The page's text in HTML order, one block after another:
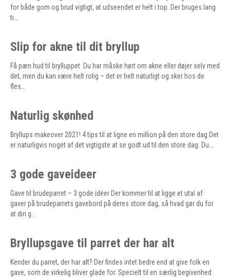
for både gom og brud vigtigt, at udseendet er helt i top. Der bruges lang
ti…
Slip for akne til dit bryllup
Få pæn hud til brylluppet Du har måske hørt om akne eller døjer selv med
det, men du kan være helt rolig – det er helt naturligt og sker hos de
fles…
Naturlig skønhed
Bryllups makeover 2021! 4 tips til at ligne en million på den store dag Det
er naturligvis noget af det vigtigste at se godt ud til den store dag. Du…
3 gode gaveideer
Gave til brudeparret – 3 gode idéer Der kommer til at ligge et utal af
gaver på brudeparrets gavebord på deres store dag, så hvad gør du for
at din g…
Bryllupsgave til parret der har alt
Kender du parret, der har alt? Der findes intet bedre end at give folk en
gave, som de virkelig bliver glade for. Specielt til en særlig begivenhed